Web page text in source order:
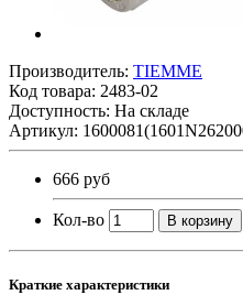
Производитель: TIEMME
Код товара: 2483-02
Доступность: На складе
Артикул:
666 руб
Кол-во В корзину
Краткие характеристики